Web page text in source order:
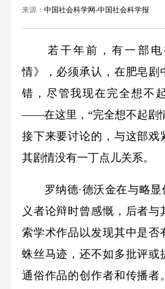
来源： 中国社会科学网-中国社会科学报
若干年前，有一部电
情》，必须承认，在肥皂剧
错，尽管我现在完全想不
——在这里，“完全想不起剧
接下来要讨论的，与这部戏
其剧情没有一丁点儿关系。
罗纳德·德沃金在与略显
义者论辩时曾感慨，后者与
索学术作品以发现其中是否
蛛丝马迹，还不如多批评或
通俗作品的创作者和传播者